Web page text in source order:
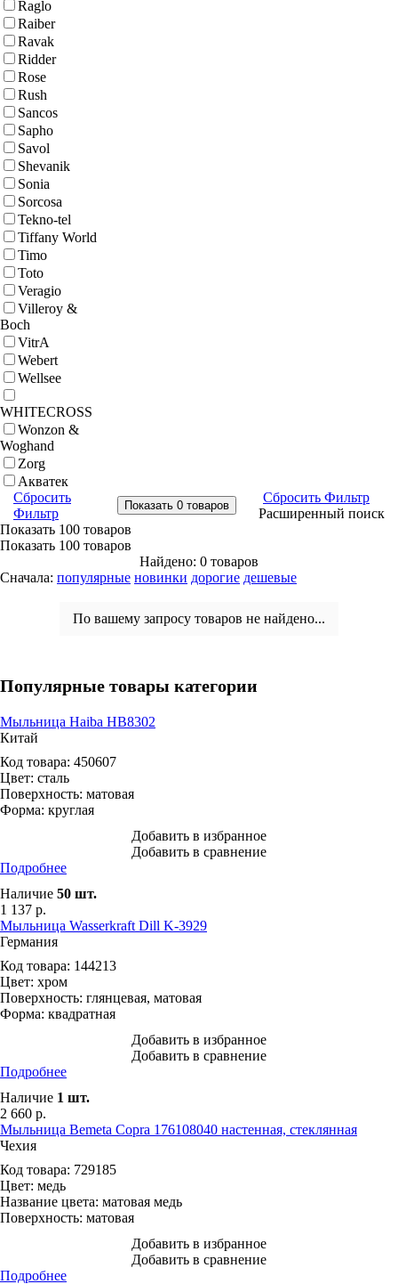
Raglo
Raiber
Ravak
Ridder
Rose
Rush
Sancos
Sapho
Savol
Shevanik
Sonia
Sorcosa
Tekno-tel
Tiffany World
Timo
Toto
Veragio
Villeroy &
Boch
VitrA
Webert
Wellsee
WHITECROSS
Wonzon &
Woghand
Zorg
Акватек
Сбросить
Фильтр
Сбросить Фильтр
Расширенный поиск
Показать 100 товаров
Показать 100 товаров
Найдено: 0 товаров
Сначала: популярные новинки дорогие дешевые
По вашему запросу товаров не найдено...
Популярные товары категории
Мыльница Haiba HB8302
Китай
Код товара: 450607
Цвет: сталь
Поверхность: матовая
Форма: круглая
Добавить в избранное
Добавить в сравнение
Подробнее
Наличие 50 шт.
1 137 р.
Мыльница Wasserkraft Dill K-3929
Германия
Код товара: 144213
Цвет: хром
Поверхность: глянцевая, матовая
Форма: квадратная
Добавить в избранное
Добавить в сравнение
Подробнее
Наличие 1 шт.
2 660 р.
Мыльница Bemeta Copra 176108040 настенная, стеклянная
Чехия
Код товара: 729185
Цвет: медь
Название цвета: матовая медь
Поверхность: матовая
Добавить в избранное
Добавить в сравнение
Подробнее